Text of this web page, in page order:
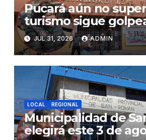
Pucará aún no
turismo sigue
alcaldesa exige al
Gobierno fondos
paralizadas
JUL 31, 2026 ADMIN
LOCAL REGIONAL
Municipalidad de
elegirá este 3 de